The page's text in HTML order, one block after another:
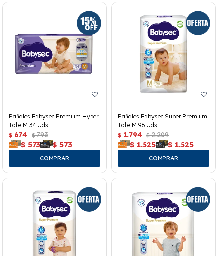
Pañales Babysec Premium Hyper
Talle M 34 Uds
$ 674 $ 793
$ 573 $ 573
Pañales Babysec Super Premium
Talle M 96 Uds.
$ 1.794 $ 2.209
$ 1.525 $ 1.525